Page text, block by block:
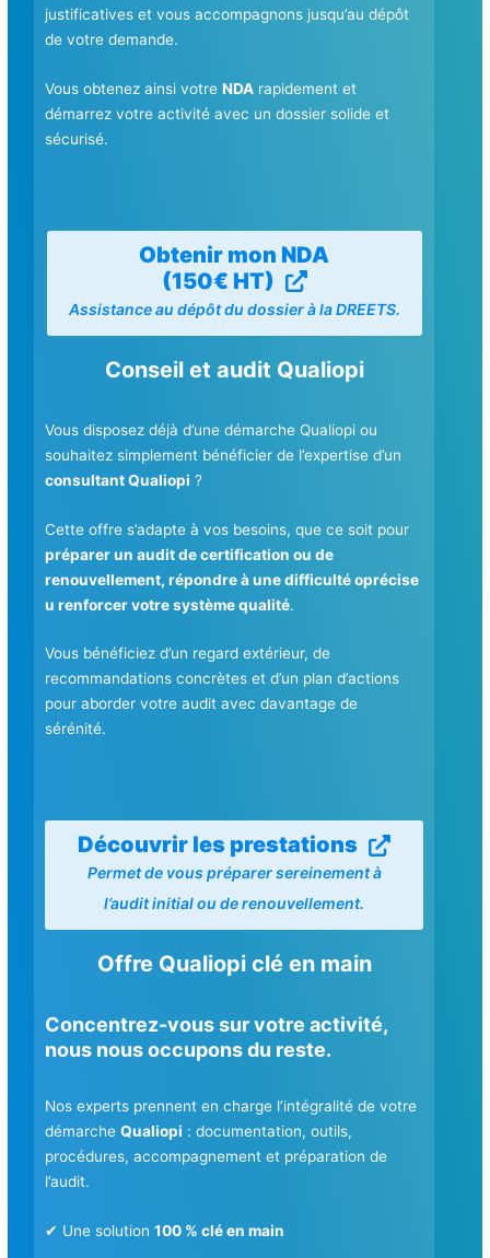
justificatives et vous accompagnons jusqu’au dépôt
de votre demande.
Vous obtenez ainsi votreNDA rapidement et
démarrez votre activité avec un dossier solide et
sécurisé.
Obtenir mon NDA
(150€ HT)
Assistance au dépôt du dossier à la DREETS.
Conseil et audit Qualiopi
Vous disposez déjà d’une démarche Qualiopi ou
souhaitez simplement bénéficier de l’expertise d’un
consultant Qualiopi ?
Cette offre s’adapte à vos besoins, que ce soit pour
préparer un audit de certification ou de
renouvellement, répondre à une difficulté oprécise
u renforcer votre système qualité.
Vous bénéficiez d’un regard extérieur, de
recommandations concrètes et d’un plan d’actions
pour aborder votre audit avec davantage de
sérénité.
Découvrir les prestations
Permet de vous préparer sereinement à
l’audit initial ou de renouvellement.
Offre Qualiopi clé en main
Concentrez-vous sur votre activité,
nous nous occupons du reste.
Nos experts prennent en charge l’intégralité de votre
démarcheQualiopi : documentation, outils,
procédures, accompagnement et préparation de
l’audit.
✔ Une solution100 % clé en main